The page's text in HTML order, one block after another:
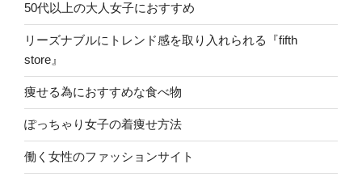
50代以上の大人女子におすすめ
リーズナブルにトレンド感を取り入れられる『fifth
store』
痩せる為におすすめな食べ物
ぽっちゃり女子の着痩せ方法
働く女性のファッションサイト